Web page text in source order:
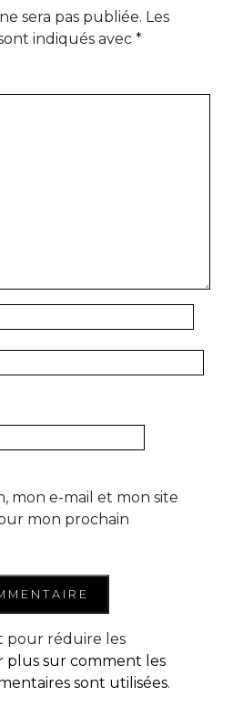
sera pas publiée. Les
indiqués avec *
mon e-mail et mon site
mon prochain
pour réduire les
plus sur comment les
sont utilisées.